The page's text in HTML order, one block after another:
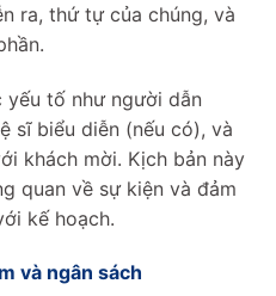
ra, thứ tự của chúng, và
yếu tố như người dẫn
sĩ biểu diễn (nếu có), và
khách mời. Kịch bản này
quan về sự kiện và đảm
kế hoạch.
và ngân sách